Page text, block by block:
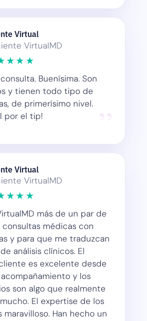
Virtual
VirtualMD
Buenísima. Son
y tienen todo tipo de
de primerísimo nivel.
por el tip!
Virtual
VirtualMD
más de un par de
consultas médicas con
y para que me traduzcan
análisis clínicos. El
es excelente desde
y los
son algo que realmente
El expertise de los
maravilloso. Han hecho un